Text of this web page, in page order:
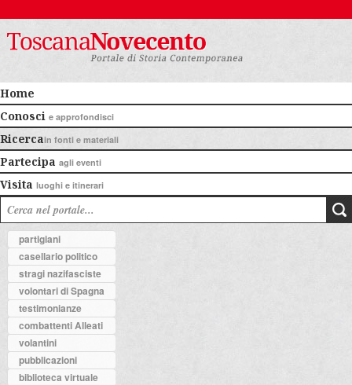
Home
Conosci e approfondisci
Ricercain fonti e materiali
Partecipa agli eventi
Visita luoghi e itinerari
partigiani
casellario politico
stragi nazifasciste
volontari di Spagna
testimonianze
combattenti Alleati
volantini
pubblicazioni
biblioteca virtuale